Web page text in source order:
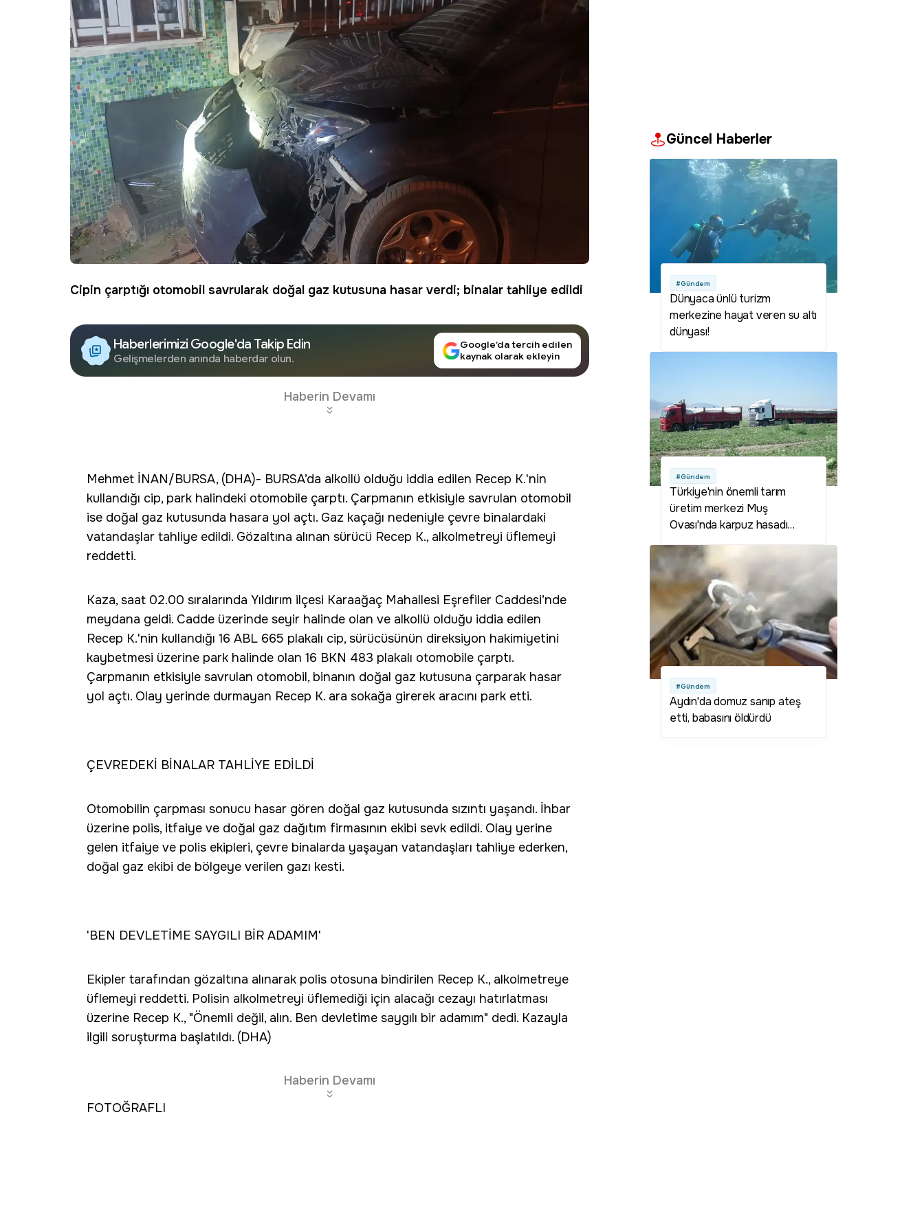
Cipin çarptığı otomobil savrularak doğal gaz kutusuna hasar verdi; binalar tahliye edildi
Haberlerimizi Google'da Takip Edin
Gelişmelerden anında haberdar olun.
Google’da tercih edilen
kaynak olarak ekleyin
Haberin Devamı
Mehmet İNAN/BURSA, (DHA)- BURSA’da alkollü olduğu iddia edilen Recep K.'nin
kullandığı cip, park halindeki otomobile çarptı. Çarpmanın etkisiyle savrulan otomobil
ise doğal gaz kutusunda hasara yol açtı. Gaz kaçağı nedeniyle çevre binalardaki
vatandaşlar tahliye edildi. Gözaltına alınan sürücü Recep K., alkolmetreyi üflemeyi
reddetti.
Kaza, saat 02.00 sıralarında Yıldırım ilçesi Karaağaç Mahallesi Eşrefiler Caddesi’nde
meydana geldi. Cadde üzerinde seyir halinde olan ve alkollü olduğu iddia edilen
Recep K.'nin kullandığı 16 ABL 665 plakalı cip, sürücüsünün direksiyon hakimiyetini
kaybetmesi üzerine park halinde olan 16 BKN 483 plakalı otomobile çarptı.
Çarpmanın etkisiyle savrulan otomobil, binanın doğal gaz kutusuna çarparak hasar
yol açtı. Olay yerinde durmayan Recep K. ara sokağa girerek aracını park etti.
ÇEVREDEKİ BİNALAR TAHLİYE EDİLDİ
Otomobilin çarpması sonucu hasar gören doğal gaz kutusunda sızıntı yaşandı. İhbar
üzerine polis, itfaiye ve doğal gaz dağıtım firmasının ekibi sevk edildi. Olay yerine
gelen itfaiye ve polis ekipleri, çevre binalarda yaşayan vatandaşları tahliye ederken,
doğal gaz ekibi de bölgeye verilen gazı kesti.
'BEN DEVLETİME SAYGILI BİR ADAMIM'
Ekipler tarafından gözaltına alınarak polis otosuna bindirilen Recep K., alkolmetreye
üflemeyi reddetti. Polisin alkolmetreyi üflemediği için alacağı cezayı hatırlatması
üzerine Recep K., "Önemli değil, alın. Ben devletime saygılı bir adamım" dedi. Kazayla
ilgili soruşturma başlatıldı. (DHA)
Haberin Devamı
FOTOĞRAFLI
Güncel Haberler
#Gündem
Dünyaca ünlü turizm
merkezine hayat veren su altı
dünyası!
#Gündem
Türkiye'nin önemli tarım
üretim merkezi Muş
Ovası'nda karpuz hasadı
hedefleniyor
#Gündem
Aydın'da domuz sanıp ateş
etti, babasını öldürdü